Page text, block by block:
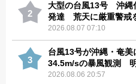
2
大型の台風13号 沖縄
発達 荒天に厳重警戒
2026.08.07 07:10
3
台風13号が沖縄・奄
34.5m/sの暴風観測
2026.08.06 20:57